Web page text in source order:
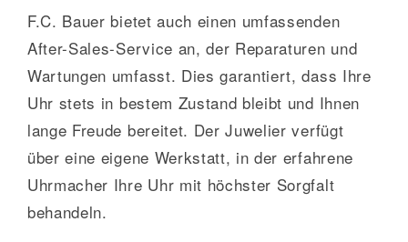
F.C. Bauer bietet auch einen umfassenden
After-Sales-Service an, der Reparaturen und
Wartungen umfasst. Dies garantiert, dass Ihre
Uhr stets in bestem Zustand bleibt und Ihnen
lange Freude bereitet. Der Juwelier verfügt
über eine eigene Werkstatt, in der erfahrene
Uhrmacher Ihre Uhr mit höchster Sorgfalt
behandeln.